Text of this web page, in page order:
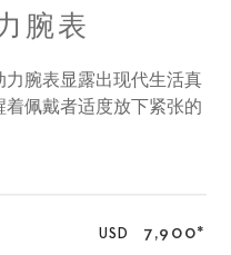
腕表
腕表显露出现代生活真
佩戴者适度放下紧张的
受新的挑战。
USD 7,900*